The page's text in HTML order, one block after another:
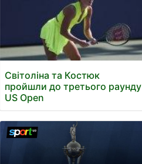
Світоліна та Костюк
пройшли до третього раунду
US Open